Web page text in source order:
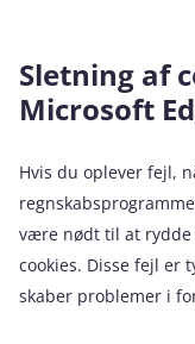
Sletning af
Microsoft
Hvis du oplever fejl,
være nødt til at
cookies. Disse fejl er
skaber problemer i